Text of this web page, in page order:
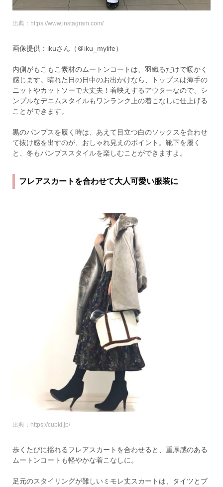
出典：https://www.instagram.com/
画像提供：ikuさん（＠iku_mylife）
内側がもこもこ素材のムートンコートは、羽織るだけで暖かく
感じます。晴れた日の日中のお出かけなら、トップスは薄手の
ニットやカットソーで大丈夫！着映えするアウターなので、シ
ンプルなデニムスタイルもワンランク上の着こなしに仕上げる
ことができます。
黒のパンプスを履く時は、あえて目立つ白のソックスを合わせ
て抜け感を出すのが、おしゃれ見えのポイント。靴下を履く
と、冬もパンプススタイルを楽しむことができますよ。
フレアスカートを合わせて大人可愛い服装に
出典：https://cubki.jp/
歩くたびに揺れるフレアスカートを合わせると、重厚感のある
ムートンコートも軽やかな着こなしに。
足元のスタイリングが難しいミモレ丈スカートは、タイツとブ